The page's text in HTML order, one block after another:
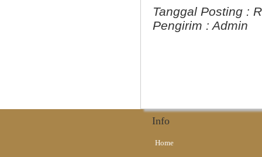
Tanggal Posting :
Pengirim :Admin
Info
Home